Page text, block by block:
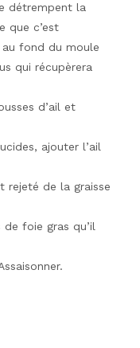
détrempent la
que c’est
fond du moule
qui récupèrera
d’ail et
ajouter l’ail
rejeté de la graisse
foie gras qu’il